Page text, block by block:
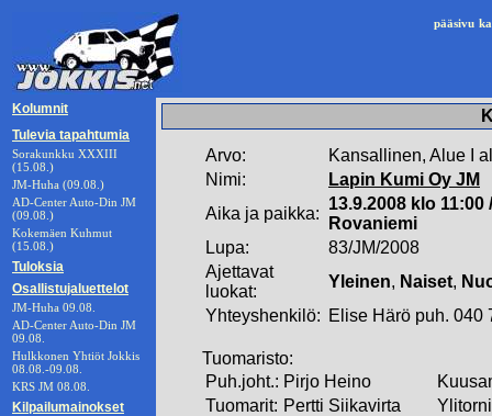
pääsivu
Kolumnit
Tulevia tapahtumia
Sorakunkku XXXIII
(15.08.)
JM-Huha (09.08.)
AD-Center Auto-Din JM
(09.08.)
Kokemäen Kuhmut
(15.08.)
Tuloksia
Osallistujaluettelot
JM-Huha 09.08.
AD-Center Auto-Din JM
09.08.
Hulkkonen Yhtiöt Jokkis
08.08.-09.08.
KRS JM 08.08.
Kilpailumainokset
Arvo:
Kansallinen, Alue I
Nimi:
Lapin Kumi Oy JM
Aika ja paikka:
13.9.2008 klo
Rovaniemi
Lupa:
83/JM/2008
Ajettavat
luokat:
Yleinen, Naiset,
Yhteyshenkilö: Elise Härö puh. 040
Tuomaristo:
Puh.joht.: Pirjo Heino
Tuomarit: Pertti Siikavirta